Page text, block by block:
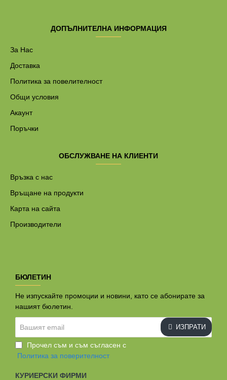
ДОПЪЛНИТЕЛНА ИНФОРМАЦИЯ
За Нас
Доставка
Политика за повелителност
Общи условия
Акаунт
Поръчки
ОБСЛУЖВАНЕ НА КЛИЕНТИ
Връзка с нас
Връщане на продукти
Карта на сайта
Производители
БЮЛЕТИН
Не изпускайте промоции и новини, като се абонирате за
нашият бюлетин.
email
ИЗПРАТИ
Прочел съм и съм съгласен с
Политика за поверителност
КУРИЕРСКИ ФИРМИ